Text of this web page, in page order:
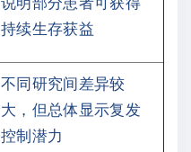
持续生存获益
不同研究间差异较
大，但总体显示复发
控制潜力